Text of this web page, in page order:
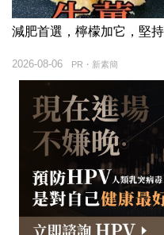
減肥首選，檸檬加它，堅
PR・新素簡
2026-08-06